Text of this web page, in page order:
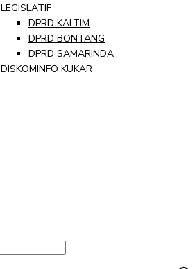
LEGISLATIF
DPRD KALTIM
DPRD BONTANG
DPRD SAMARINDA
DISKOMINFO KUKAR